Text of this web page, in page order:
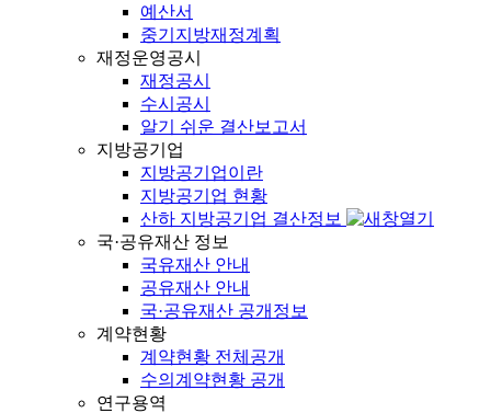
예산서
중기지방재정계획
재정운영공시
재정공시
수시공시
알기 쉬운 결산보고서
지방공기업
지방공기업이란
지방공기업 현황
산하 지방공기업 결산정보
국·공유재산 정보
국유재산 안내
공유재산 안내
국·공유재산 공개정보
계약현황
계약현황 전체공개
수의계약현황 공개
연구용역